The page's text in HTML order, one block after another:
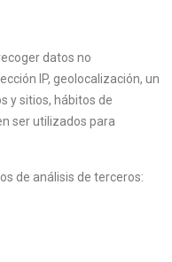
datos no
IP, geolocalización, un
y sitios, hábitos de
ser utilizados para
de análisis de terceros: